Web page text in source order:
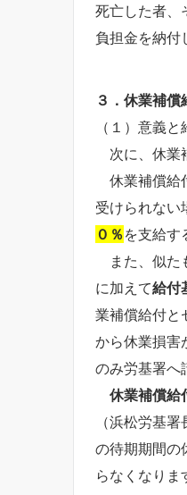
死亡した者、
負担金を納付
３．休業補償
（１）意義
次に、休業
休業補償給
受けられない
０％ を支給す
また、似た
に加えて給付
業補償給付と
から休業損害
のみ労基署へ
休業補償給
（浜松労基
の待期期間の
らなくなりま